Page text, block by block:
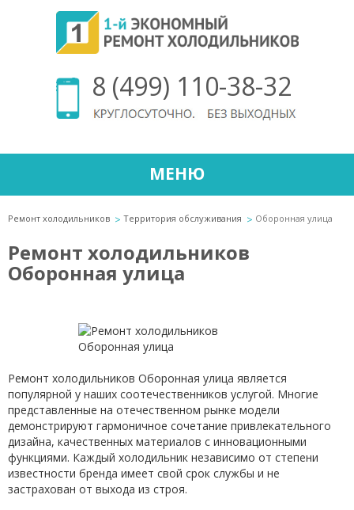
8 (499) 110-38-32
МЕНЮ
Ремонт холодильников Территория обслуживания Оборонная улица
Ремонт холодильников
Оборонная улица
Ремонт холодильников Оборонная улица является
популярной у наших соотечественников услугой. Многие
представленные на отечественном рынке модели
демонстрируют гармоничное сочетание привлекательного
дизайна, качественных материалов с инновационными
функциями. Каждый холодильник независимо от степени
известности бренда имеет свой срок службы и не
застрахован от выхода из строя.